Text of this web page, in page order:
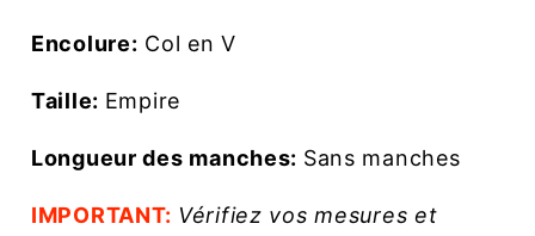
Encolure: Col en V
Taille: Empire
Longueur des manches: Sans manches
IMPORTANT: Vérifiez vos mesures et